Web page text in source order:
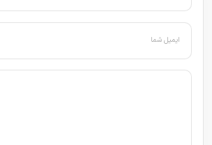
ایمیل شما